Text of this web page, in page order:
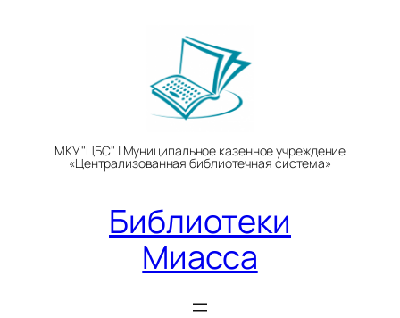
МКУ "ЦБС" | Муниципальное казенное учреждение
«Централизованная библиотечная система»
Библиотеки
Миасса